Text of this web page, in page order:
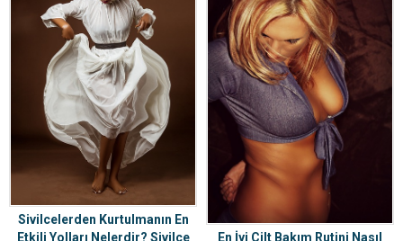
Sivilcelerden Kurtulmanın En
Etkili Yolları Nelerdir? Sivilce
En İyi Cilt Bakım Rutini Nasıl